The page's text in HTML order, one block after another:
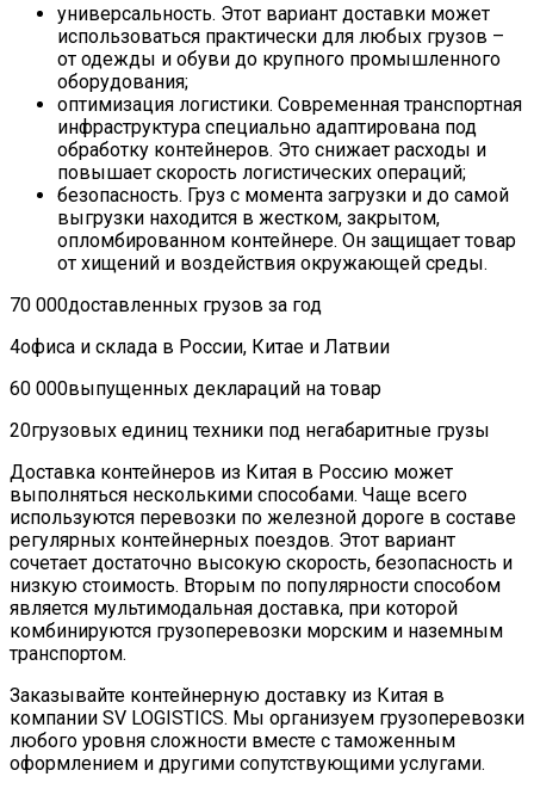
универсальность. Этот вариант доставки может
использоваться практически для любых грузов –
от одежды и обуви до крупного промышленного
оборудования;
оптимизация логистики. Современная транспортная
инфраструктура специально адаптирована под
обработку контейнеров. Это снижает расходы и
повышает скорость логистических операций;
безопасность. Груз с момента загрузки и до самой
выгрузки находится в жестком, закрытом,
опломбированном контейнере. Он защищает товар
от хищений и воздействия окружающей среды.
70 000доставленных грузов за год
4офиса и склада в России, Китае и Латвии
60 000выпущенных деклараций на товар
20грузовых единиц техники под негабаритные грузы
Доставка контейнеров из Китая в Россию может
выполняться несколькими способами. Чаще всего
используются перевозки по железной дороге в составе
регулярных контейнерных поездов. Этот вариант
сочетает достаточно высокую скорость, безопасность и
низкую стоимость. Вторым по популярности способом
является мультимодальная доставка, при которой
комбинируются грузоперевозки морским и наземным
транспортом.
Заказывайте контейнерную доставку из Китая в
компании SV LOGISTICS. Мы организуем грузоперевозки
любого уровня сложности вместе с таможенным
оформлением и другими сопутствующими услугами.